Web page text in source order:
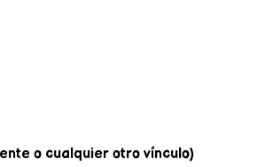
o cualquier otro vínculo)